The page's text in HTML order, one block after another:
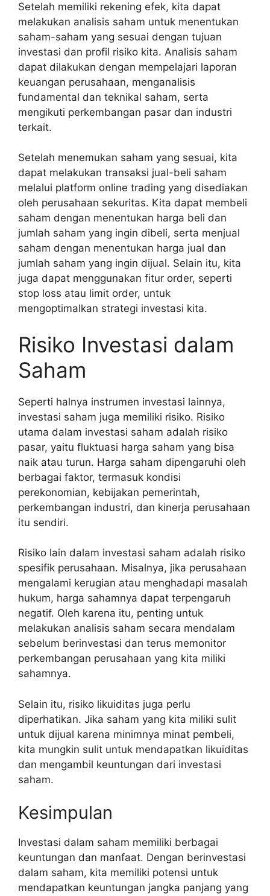
Setelah memiliki rekening efek, kita dapat
melakukan analisis saham untuk menentukan
saham-saham yang sesuai dengan tujuan
investasi dan profil risiko kita. Analisis saham
dapat dilakukan dengan mempelajari laporan
keuangan perusahaan, menganalisis
fundamental dan teknikal saham, serta
mengikuti perkembangan pasar dan industri
terkait.
Setelah menemukan saham yang sesuai, kita
dapat melakukan transaksi jual-beli saham
melalui platform online trading yang disediakan
oleh perusahaan sekuritas. Kita dapat membeli
saham dengan menentukan harga beli dan
jumlah saham yang ingin dibeli, serta menjual
saham dengan menentukan harga jual dan
jumlah saham yang ingin dijual. Selain itu, kita
juga dapat menggunakan fitur order, seperti
stop loss atau limit order, untuk
mengoptimalkan strategi investasi kita.
Risiko Investasi dalam
Saham
Seperti halnya instrumen investasi lainnya,
investasi saham juga memiliki risiko. Risiko
utama dalam investasi saham adalah risiko
pasar, yaitu fluktuasi harga saham yang bisa
naik atau turun. Harga saham dipengaruhi oleh
berbagai faktor, termasuk kondisi
perekonomian, kebijakan pemerintah,
perkembangan industri, dan kinerja perusahaan
itu sendiri.
Risiko lain dalam investasi saham adalah risiko
spesifik perusahaan. Misalnya, jika perusahaan
mengalami kerugian atau menghadapi masalah
hukum, harga sahamnya dapat terpengaruh
negatif. Oleh karena itu, penting untuk
melakukan analisis saham secara mendalam
sebelum berinvestasi dan terus memonitor
perkembangan perusahaan yang kita miliki
sahamnya.
Selain itu, risiko likuiditas juga perlu
diperhatikan. Jika saham yang kita miliki sulit
untuk dijual karena minimnya minat pembeli,
kita mungkin sulit untuk mendapatkan likuiditas
dan mengambil keuntungan dari investasi
saham.
Kesimpulan
Investasi dalam saham memiliki berbagai
keuntungan dan manfaat. Dengan berinvestasi
dalam saham, kita memiliki potensi untuk
mendapatkan keuntungan jangka panjang yang